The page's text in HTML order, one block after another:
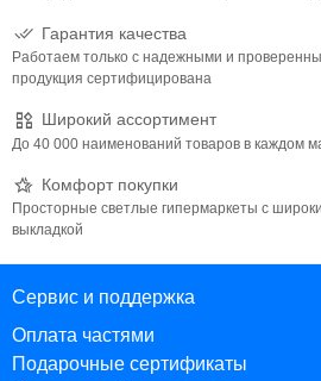
Гарантия качества
Работаем только с надежными и
продукция сертифицирована
Широкий ассортимент
До 40 000 наименований товаров в каждом
Комфорт покупки
Просторные светлые гипермаркеты с
выкладкой
Сервис и поддержка
Оплата частями
Подарочные сертификаты